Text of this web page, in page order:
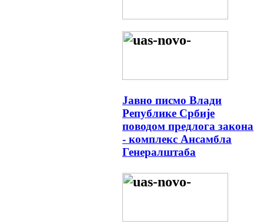
Јавно писмо Влади
Републике Србије
поводом предлога закона
- комплекс Ансамбла
Генералштаба